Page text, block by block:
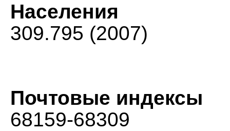
Населения
309.795 (2007)
Почтовые индексы
68159-68309